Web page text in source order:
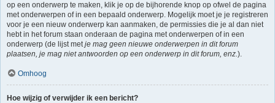
op een onderwerp te maken, klik je op de bijhorende knop op ofwel de pagina
met onderwerpen of in een bepaald onderwerp. Mogelijk moet je je registreren
voor je een nieuw onderwerp kan aanmaken, de permissies die je al dan niet
hebt in het forum staan onderaan de pagina met onderwerpen of in een
onderwerp (de lijst metje mag geen nieuwe onderwerpen in dit forum
plaatsen, je mag niet antwoorden op een onderwerp in dit forum, enz.).
Omhoog
Hoe wijzig of verwijder ik een bericht?